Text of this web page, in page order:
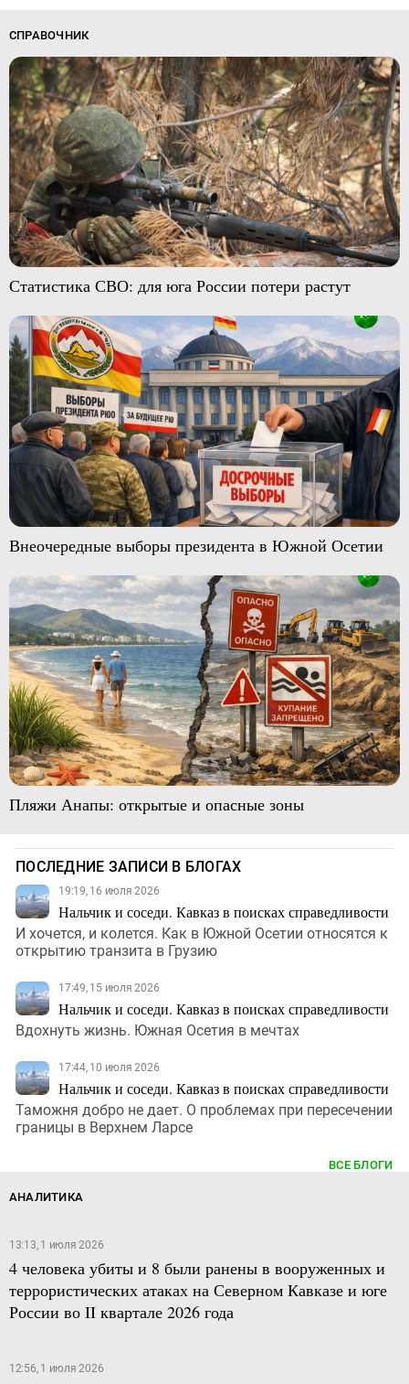
СПРАВОЧНИК
Статистика СВО: для юга России потери растут
Внеочередные выборы президента в Южной Осетии
Пляжи Анапы: открытые и опасные зоны
ПОСЛЕДНИЕ ЗАПИСИ В БЛОГАХ
19:19, 16 июля 2026
Нальчик и соседи. Кавказ в поисках справедливости
И хочется, и колется. Как в Южной Осетии относятся к
открытию транзита в Грузию
17:49, 15 июля 2026
Нальчик и соседи. Кавказ в поисках справедливости
Вдохнуть жизнь. Южная Осетия в мечтах
17:44, 10 июля 2026
Нальчик и соседи. Кавказ в поисках справедливости
Таможня добро не дает. О проблемах при пересечении
границы в Верхнем Ларсе
ВСЕ БЛОГИ
АНАЛИТИКА
13:13, 1 июля 2026
4 человека убиты и 8 были ранены в вооруженных и
террористических атаках на Северном Кавказе и юге
России во II квартале 2026 года
12:56, 1 июля 2026